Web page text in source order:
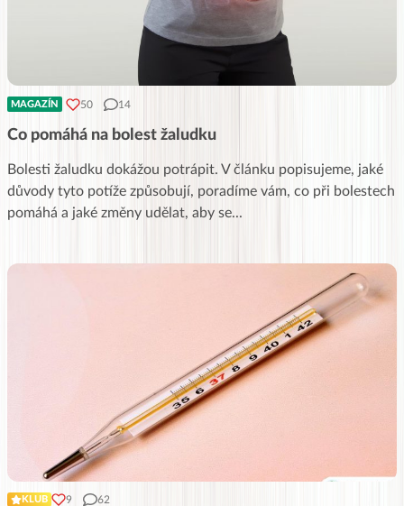
MAGAZÍN 50 14
Co pomáhá na bolest žaludku
Bolesti žaludku dokážou potrápit. V článku popisujeme, jaké
důvody tyto potíže způsobují, poradíme vám, co při bolestech
pomáhá a jaké změny udělat, aby se...
KLUB 9 62